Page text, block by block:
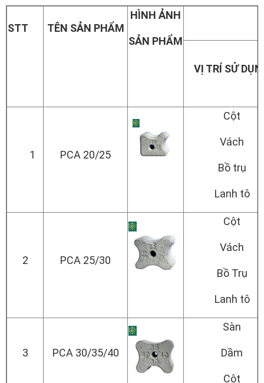
STT TÊN SẢN PHẨM
HÌNH ẢNH
SẢN PHẨM
VỊ TRÍ SỬ
1 PCA 20/25
Cột
Vách
Bồ trụ
Lanh tô
2 PCA 25/30
Cột
Vách
Bồ Trụ
Lanh tô
3 PCA 30/35/40
Sàn
Dầm
Cột